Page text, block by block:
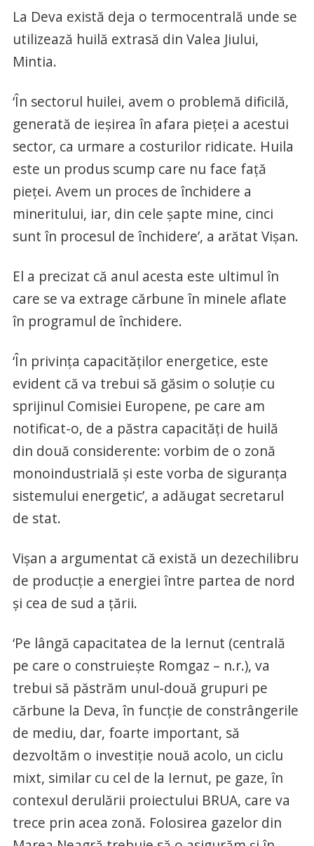
La Deva există deja o termocentrală unde se
utilizează huilă extrasă din Valea Jiului,
Mintia.
‘În sectorul huilei, avem o problemă dificilă,
generată de ieşirea în afara pieţei a acestui
sector, ca urmare a costurilor ridicate. Huila
este un produs scump care nu face faţă
pieţei. Avem un proces de închidere a
mineritului, iar, din cele şapte mine, cinci
sunt în procesul de închidere’, a arătat Vişan.
El a precizat că anul acesta este ultimul în
care se va extrage cărbune în minele aflate
în programul de închidere.
‘În privinţa capacităţilor energetice, este
evident că va trebui să găsim o soluţie cu
sprijinul Comisiei Europene, pe care am
notificat-o, de a păstra capacităţi de huilă
din două considerente: vorbim de o zonă
monoindustrială şi este vorba de siguranţa
sistemului energetic’, a adăugat secretarul
de stat.
Vişan a argumentat că există un dezechilibru
de producţie a energiei între partea de nord
şi cea de sud a ţării.
‘Pe lângă capacitatea de la Iernut (centrală
pe care o construieşte Romgaz – n.r.), va
trebui să păstrăm unul-două grupuri pe
cărbune la Deva, în funcţie de constrângerile
de mediu, dar, foarte important, să
dezvoltăm o investiţie nouă acolo, un ciclu
mixt, similar cu cel de la Iernut, pe gaze, în
contexul derulării proiectului BRUA, care va
trece prin acea zonă. Folosirea gazelor din